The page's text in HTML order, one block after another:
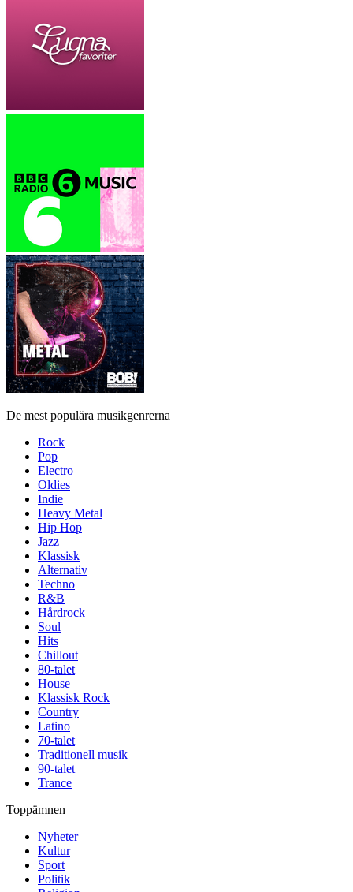
De mest populära musikgenrerna
Rock
Pop
Electro
Oldies
Indie
Heavy Metal
Hip Hop
Jazz
Klassisk
Alternativ
Techno
R&B
Hårdrock
Soul
Hits
Chillout
80-talet
House
Klassisk Rock
Country
Latino
70-talet
Traditionell musik
90-talet
Trance
Toppämnen
Nyheter
Kultur
Sport
Politik